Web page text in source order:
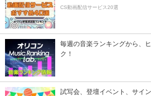
CS動画配信サービス20選
毎週の音楽ランキングから、
ク！
試写会、登壇イベント、サイ